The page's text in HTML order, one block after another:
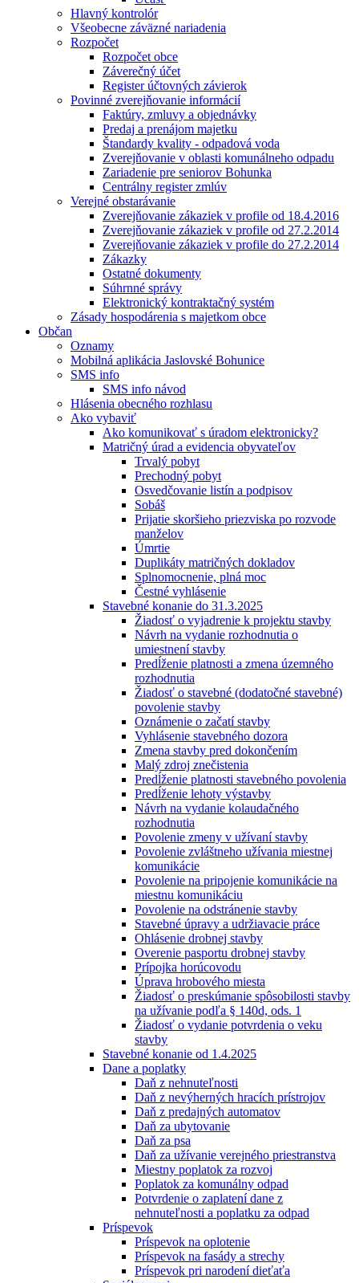
Hlavný kontrolór
Všeobecne záväzné nariadenia
Rozpočet
Rozpočet obce
Záverečný účet
Register účtovných závierok
Povinné zverejňovanie informácií
Faktúry, zmluvy a objednávky
Predaj a prenájom majetku
Štandardy kvality - odpadová voda
Zverejňovanie v oblasti komunálneho odpadu
Zariadenie pre seniorov Bohunka
Centrálny register zmlúv
Verejné obstarávanie
Zverejňovanie zákaziek v profile od 18.4.2016
Zverejňovanie zákaziek v profile od 27.2.2014
Zverejňovanie zákaziek v profile do 27.2.2014
Zákazky
Ostatné dokumenty
Súhrnné správy
Elektronický kontraktačný systém
Zásady hospodárenia s majetkom obce
Občan
Oznamy
Mobilná aplikácia Jaslovské Bohunice
SMS info
SMS info návod
Hlásenia obecného rozhlasu
Ako vybaviť
Ako komunikovať s úradom elektronicky?
Matričný úrad a evidencia obyvateľov
Trvalý pobyt
Prechodný pobyt
Osvedčovanie listín a podpisov
Sobáš
Prijatie skoršieho priezviska po rozvode
manželov
Úmrtie
Duplikáty matričných dokladov
Splnomocnenie, plná moc
Čestné vyhlásenie
Stavebné konanie do 31.3.2025
Žiadosť o vyjadrenie k projektu stavby
Návrh na vydanie rozhodnutia o
umiestnení stavby
Predĺženie platnosti a zmena územného
rozhodnutia
Žiadosť o stavebné (dodatočné stavebné)
povolenie stavby
Oznámenie o začatí stavby
Vyhlásenie stavebného dozora
Zmena stavby pred dokončením
Malý zdroj znečistenia
Predĺženie platnosti stavebného povolenia
Predĺženie lehoty výstavby
Návrh na vydanie kolaudačného
rozhodnutia
Povolenie zmeny v užívaní stavby
Povolenie zvláštneho užívania miestnej
komunikácie
Povolenie na pripojenie komunikácie na
miestnu komunikáciu
Povolenie na odstránenie stavby
Stavebné úpravy a udržiavacie práce
Ohlásenie drobnej stavby
Overenie pasportu drobnej stavby
Prípojka horúcovodu
Úprava hrobového miesta
Žiadosť o preskúmanie spôsobilosti stavby
na užívanie podľa § 140d, ods. 1
Žiadosť o vydanie potvrdenia o veku
stavby
Stavebné konanie od 1.4.2025
Dane a poplatky
Daň z nehnuteľnosti
Daň z nevýherných hracích prístrojov
Daň z predajných automatov
Daň za ubytovanie
Daň za psa
Daň za užívanie verejného priestranstva
Miestny poplatok za rozvoj
Poplatok za komunálny odpad
Potvrdenie o zaplatení dane z
nehnuteľnosti a poplatku za odpad
Príspevok
Príspevok na oplotenie
Príspevok na fasády a strechy
Príspevok pri narodení dieťaťa